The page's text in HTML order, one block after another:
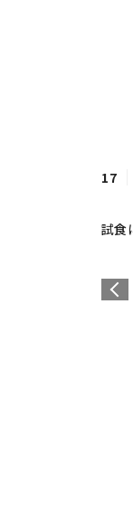
17
試食